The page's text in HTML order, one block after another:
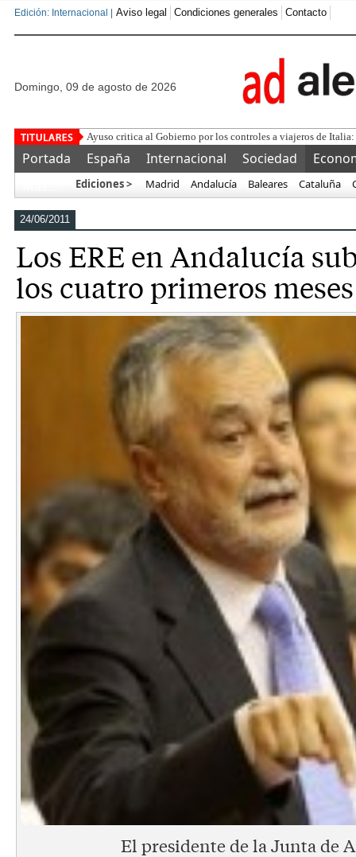
Edición: Internacional | Aviso legal Condiciones generales Contacto
domingo, 09 de agosto de 2026
¿Se pu
Portada España Internacional Sociedad
Ediciones > Madrid Andalucía Baleares Cataluña
24/06/2011
Los ERE en Andalucía
los cuatro primeros
El presidente de la Junta de